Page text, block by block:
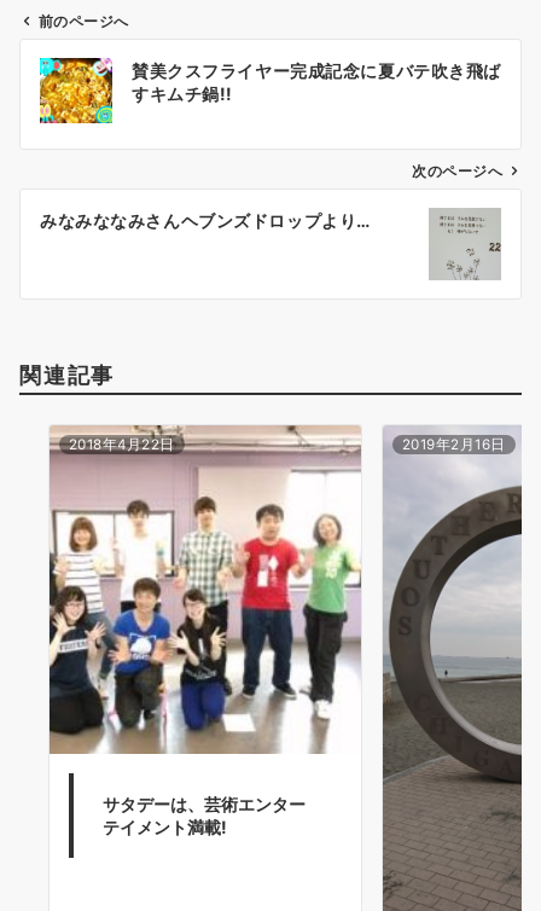
ン
前のページへ
賛美クスフライヤー完成記念に夏バテ吹き飛ば
すキムチ鍋!!
次のページへ
みなみななみさんヘブンズドロップより…
関連記事
2018年4月22日
サタデーは、芸術エンター
テイメント満載!
2019年2月16日